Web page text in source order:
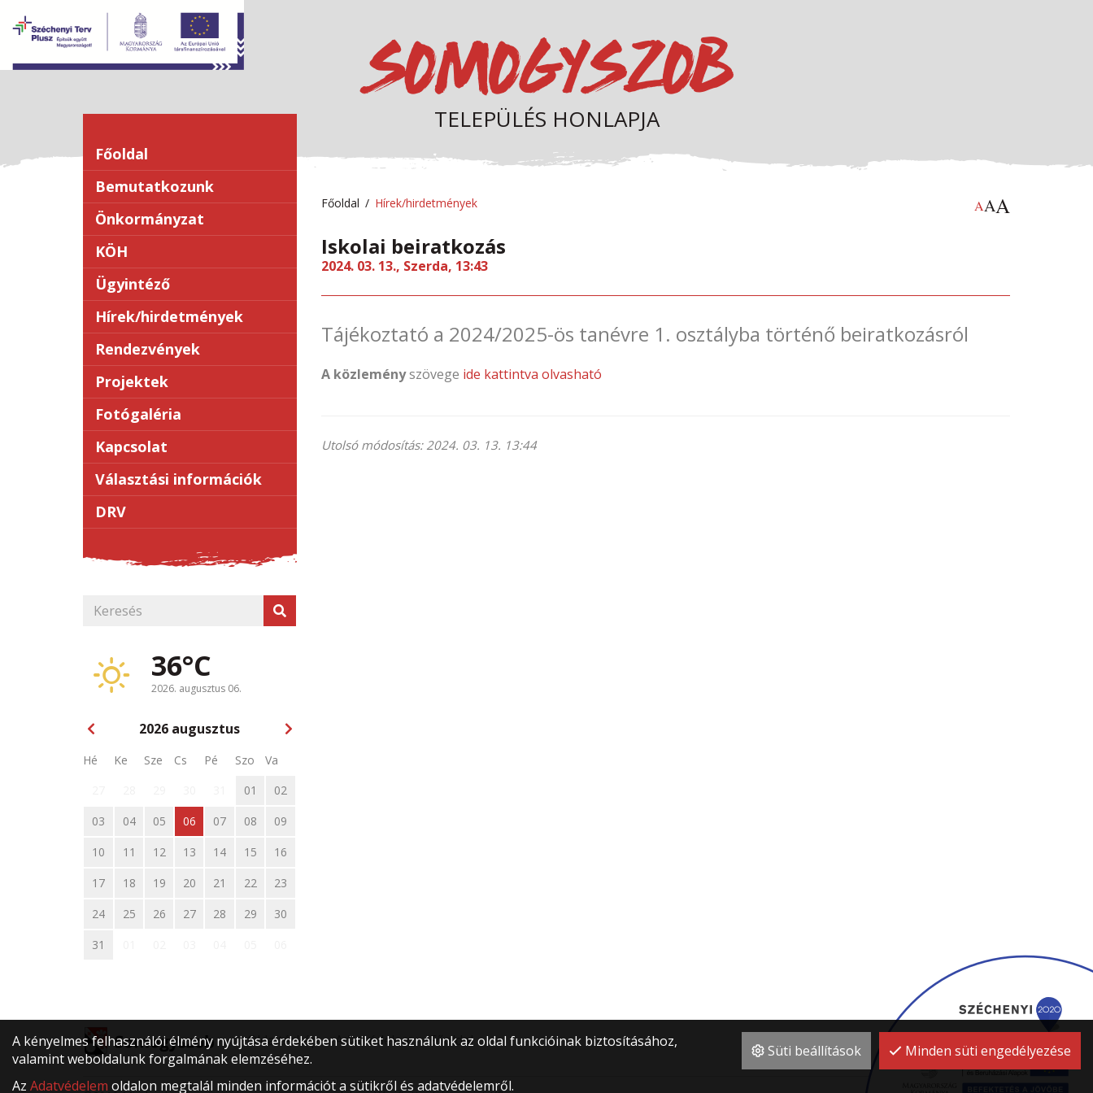
TELEPÜLÉS HONLAPJA
Főoldal
Bemutatkozunk
Önkormányzat
KÖH
Ügyintéző
Hírek/hirdetmények
Rendezvények
Projektek
Fotógaléria
Kapcsolat
Választási információk
DRV
36°C
2026. augusztus 06.
2026 augusztus
Hé Ke Sze Cs Pé Szo
Va
01
02
03
04 05 06 07 08
09
10
11 12 13 14 15
16
17
18 19 20 21 22
23
24
25 26 27 28 29
30
31
Főoldal Hírek/hirdetmények AAA
Iskolai beiratkozás
2024. 03. 13., Szerda, 13:43
Tájékoztató a 2024/2025-ös tanévre 1. osztályba történő beiratkozásról
A közleményszövege ide kattintva olvasható
Utolsó módosítás: 2024. 03. 13. 13:44
Oldaltérkép Adatvédelem Főoldal
Süti beállítások Minden süti engedélyezése
A kényelmes felhasználói élmény nyújtása érdekében sütiket használunk az oldal funkcióinak biztosításához,
valamint weboldalunk forgalmának elemzéséhez.
Az Adatvédelem oldalon megtalál minden információt a sütikről és adatvédelemről.